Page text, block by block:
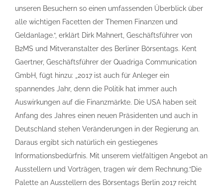
unseren Besuchern so einen umfassenden Überblick über
alle wichtigen Facetten der Themen Finanzen und
Geldanlage.“, erklärt Dirk Mahnert, Geschäftsführer von
B2MS und Mitveranstalter des Berliner Börsentags. Kent
Gaertner, Geschäftsführer der Quadriga Communication
GmbH, fügt hinzu: „2017 ist auch für Anleger ein
spannendes Jahr, denn die Politik hat immer auch
Auswirkungen auf die Finanzmärkte. Die USA haben seit
Anfang des Jahres einen neuen Präsidenten und auch in
Deutschland stehen Veränderungen in der Regierung an.
Daraus ergibt sich natürlich ein gestiegenes
Informationsbedürfnis. Mit unserem vielfältigen Angebot an
Ausstellern und Vorträgen, tragen wir dem Rechnung.“Die
Palette an Ausstellern des Börsentags Berlin 2017 reicht